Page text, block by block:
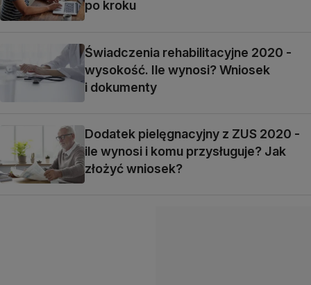
po kroku
Świadczenia rehabilitacyjne 2020 -
wysokość. Ile wynosi? Wniosek
i dokumenty
Dodatek pielęgnacyjny z ZUS 2020 -
ile wynosi i komu przysługuje? Jak
złożyć wniosek?